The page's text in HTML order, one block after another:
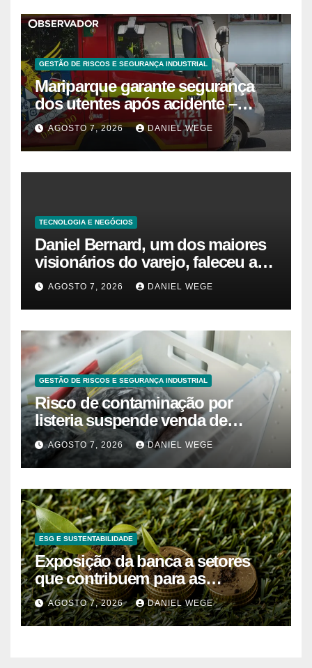
GESTÃO DE RISCOS E SEGURANÇA INDUSTRIAL
Mariparque garante segurança
dos utentes após acidente –
Observador
AGOSTO 7, 2026 DANIEL WEGE
TECNOLOGIA E NEGÓCIOS
Daniel Bernard, um dos maiores
visionários do varejo, faleceu aos
80 anos – Sincovaga Notícias
AGOSTO 7, 2026 DANIEL WEGE
GESTÃO DE RISCOS E SEGURANÇA INDUSTRIAL
Risco de contaminação por
listeria suspende venda de
mirtilos em fábricas da América
do Norte – Mix Vale
AGOSTO 7, 2026 DANIEL WEGE
ESG E SUSTENTABILIDADE
Exposição da banca a setores
que contribuem para as
alterações climáticas mantém-se
nos 62%
AGOSTO 7, 2026 DANIEL WEGE